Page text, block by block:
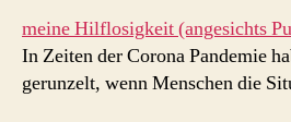
meine Hilflosigkeit (angesichts
In Zeiten der Corona Pandemie
gerunzelt, wenn Menschen die